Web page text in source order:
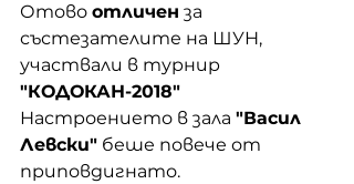
Отово отличен за
състезателите на ШУН,
участвали в турнир
"КОДОКАН-2018"
Настроението в зала "Васил
Левски" беше повече от
приповдигнато.